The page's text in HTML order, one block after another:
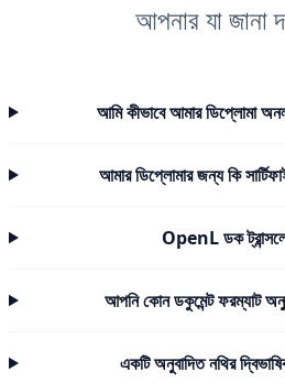
আপনার যা জানা
আমি কীভাবে আমার ডিপ্লোমা
আমার ডিপ্লোমার জন্য কি
OpenL ডক
আপনি কোন ডকুমেন্ট ফরম্যাট
একটি অনুবাদিত নথির